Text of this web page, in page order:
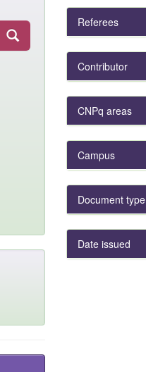
Referees
Contributor
CNPq areas
Campus
Document type
Date issued